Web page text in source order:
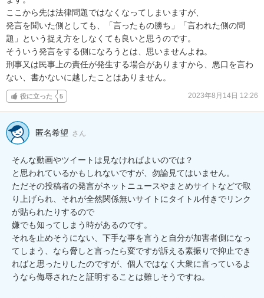
ここから先は法律問題ではなくなってしまいますが、
発言を聞いた側としても、「言ったもの勝ち」「言われた側の問
題」という捉え方をしなくても良いと思うのです。
そういう発言をする側になろうとは、思いませんよね。
刑事又は民事上の責任が発生する場合がありますから、悪口を言わ
ない、書かないに越したことはありません。
役に立った 5 2023年8月14日 12:26
匿名希望 さん
そんな動画やツイートは見なければよいのでは？
と思われているかもしれないですが、勿論見てはいません。
ただその投稿者の発言がネットニュースやまとめサイトなどで取
り上げられ、それが全然関係無いサイトにタイトル付きでリンク
が貼られたりするので
嫌でも知ってしまう時があるのです。
それを止めそうにない、下手な事を言うと自分が加害者側になっ
てしまう、なら脅しと言ったら変ですが訴える素振りで抑止でき
ればと思ったりしたのですが、個人ではなく大衆に言っているよ
うなら侮辱されたと証明することは難しそうですね。